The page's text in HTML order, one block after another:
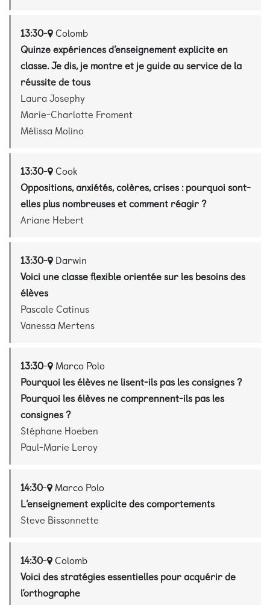
13:30- Colomb
Quinze expériences d’enseignement explicite en
classe. Je dis, je montre et je guide au service de la
réussite de tous
Laura Josephy
Marie-Charlotte Froment
Mélissa Molino
13:30- Cook
Oppositions, anxiétés, colères, crises : pourquoi sont-
elles plus nombreuses et comment réagir ?
Ariane Hebert
13:30- Darwin
Voici une classe flexible orientée sur les besoins des
élèves
Pascale Catinus
Vanessa Mertens
13:30- Marco Polo
Pourquoi les élèves ne lisent-ils pas les consignes ?
Pourquoi les élèves ne comprennent-ils pas les
consignes ?
Stéphane Hoeben
Paul-Marie Leroy
14:30- Marco Polo
L’enseignement explicite des comportements
Steve Bissonnette
14:30- Colomb
Voici des stratégies essentielles pour acquérir de
l’orthographe